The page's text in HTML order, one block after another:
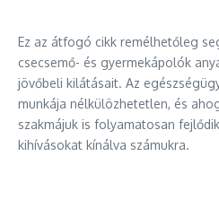
Ez az átfogó cikk remélhetőleg
csecsemő- és gyermekápolók
jövőbeli kilátásait. Az
munkája nélkülözhetetlen, és
szakmájuk is folyamatosan
kihívásokat kínálva számukra.